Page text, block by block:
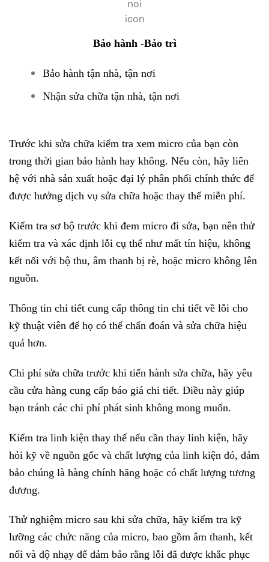
Bảo hành -Bảo trì
Bảo hành tận nhà, tận nơi
Nhận sửa chữa tận nhà, tận nơi
Trước khi sửa chữa kiểm tra xem micro của bạn còn
trong thời gian bảo hành hay không. Nếu còn, hãy liên
hệ với nhà sản xuất hoặc đại lý phân phối chính thức để
được hưởng dịch vụ sửa chữa hoặc thay thế miễn phí.
Kiểm tra sơ bộ trước khi đem micro đi sửa, bạn nên thử
kiểm tra và xác định lỗi cụ thể như mất tín hiệu, không
kết nối với bộ thu, âm thanh bị rè, hoặc micro không lên
nguồn.
Thông tin chi tiết cung cấp thông tin chi tiết về lỗi cho
kỹ thuật viên để họ có thể chẩn đoán và sửa chữa hiệu
quả hơn.
Chi phí sửa chữa trước khi tiến hành sửa chữa, hãy yêu
cầu cửa hàng cung cấp báo giá chi tiết. Điều này giúp
bạn tránh các chi phí phát sinh không mong muốn.
Kiểm tra linh kiện thay thế nếu cần thay linh kiện, hãy
hỏi kỹ về nguồn gốc và chất lượng của linh kiện đó, đảm
bảo chúng là hàng chính hãng hoặc có chất lượng tương
đương.
Thử nghiệm micro sau khi sửa chữa, hãy kiểm tra kỹ
lưỡng các chức năng của micro, bao gồm âm thanh, kết
nối và độ nhạy để đảm bảo rằng lỗi đã được khắc phục